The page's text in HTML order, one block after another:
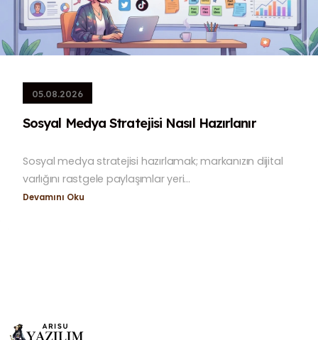
05.08.2026
Sosyal Medya Stratejisi Nasıl Hazırlanır
Sosyal medya stratejisi hazırlamak; markanızın dijital
varlığını rastgele paylaşımlar yeri...
Devamını Oku